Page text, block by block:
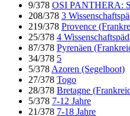
9/378 OSI PANTHERA:
208/378 3
219/378 Provence
25/378 4
87/378 Pyrenäen
34/378 5
5/378 Azoren (Segelboot)
27/378 Togo
28/378 Bretagne
5/378 7-12 Jahre
21/378 7-18 Jahre